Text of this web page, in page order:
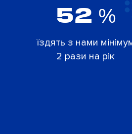
їздять з нами
2 рази на рік
52 %